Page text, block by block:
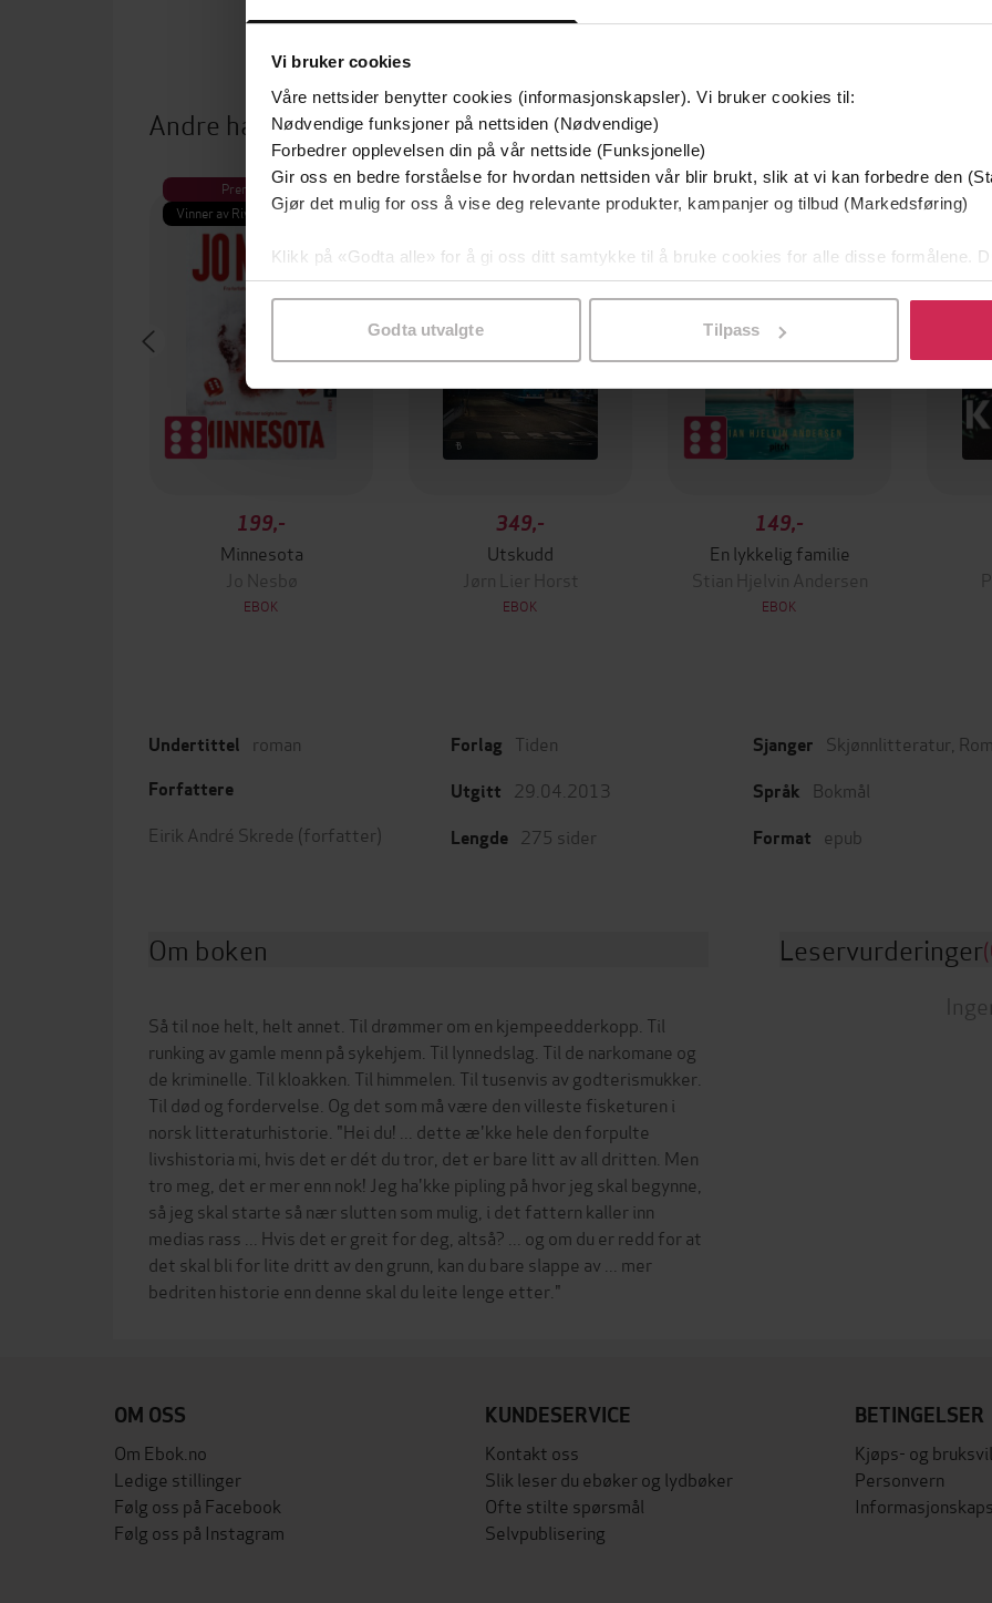
Vi bruker cookies
Våre nettsider benytter cookies (informasjonskapsler). Vi bruker cookies til:
Nødvendige funksjoner på nettsiden (Nødvendige)
Forbedrer opplevelsen din på vår nettside (Funksjonelle)
Gir oss en bedre forståelse for hvordan nettsiden vår blir brukt, slik at vi kan forbedre den
Gjør det mulig for oss å vise deg relevante produkter, kampanjer og tilbud (Markedsføring)
Klikk på «Godta alle» for å gi oss ditt samtykke til å bruke cookies for alle disse formålene.
samtykke til spesifikke formål ved å klikke på «Tilpass». Du kan når som helst trekke
Godta utvalgte Tilpass
Andre har også kjøpt
Premium
Vinner av Rivertonprisen
199,-
Minnesota
Jo Nesbø
EBOK
Premium
Første gang på tilbud
349,-
Utskudd
Jørn Lier Horst
EBOK
Premium
149,-
En lykkelig familie
Stian Hjelvin Andersen
EBOK
Undertittel roman
Forfattere
Eirik André Skrede (forfatter)
Forlag Tiden
Utgitt 29.04.2013
Lengde 275 sider
Sjanger Skjønnlitteratur
Språk Bokmål
Format epub
Om boken
Så til noe helt, helt annet. Til drømmer om en kjempeedderkopp. Til
runking av gamle menn på sykehjem. Til lynnedslag. Til de narkomane og
de kriminelle. Til kloakken. Til himmelen. Til tusenvis av godterismukker.
Til død og fordervelse. Og det som må være den villeste fisketuren i
norsk litteraturhistorie. "Hei du! ... dette æ'kke hele den forpulte
livshistoria mi, hvis det er dét du tror, det er bare litt av all dritten. Men
tro meg, det er mer enn nok! Jeg ha'kke pipling på hvor jeg skal begynne,
så jeg skal starte så nær slutten som mulig, i det fattern kaller inn
medias rass ... Hvis det er greit for deg, altså? ... og om du er redd for at
det skal bli for lite dritt av den grunn, kan du bare slappe av ... mer
Leservurderinger
OM OSS
Om Ebok.no
Ledige stillinger
Følg oss på Facebook
Følg oss på Instagram
KUNDESERVICE
Kontakt oss
Slik leser du ebøker og lydbøker
Ofte stilte spørsmål
Selvpublisering
BETINGELSER
Kjøps- og
Personvern